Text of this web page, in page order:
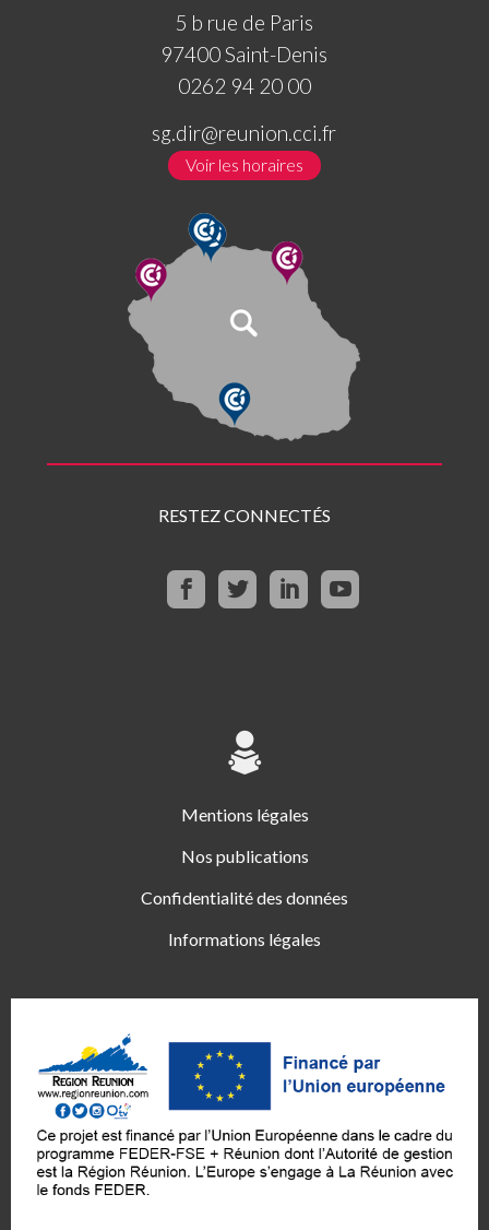
5 b rue de Paris
97400 Saint-Denis
0262 94 20 00
sg.dir@reunion.cci.fr
Voir les horaires
RESTEZ CONNECTÉS
Mentions légales
Nos publications
Confidentialité des données
Informations légales